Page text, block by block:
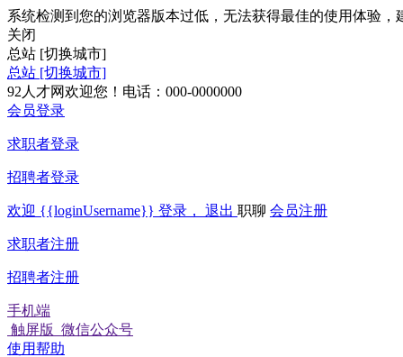
系统检测到您的浏览器版本过低，无法获得最佳的使用体验，
关闭
总站 [切换城市]
总站 [切换城市]
92人才网欢迎您！电话：000-0000000
会员登录
求职者登录
招聘者登录
欢迎 {{loginUsername}} 登录， 退出 职聊 会员注册
求职者注册
招聘者注册
手机端
触屏版 微信公众号
使用帮助